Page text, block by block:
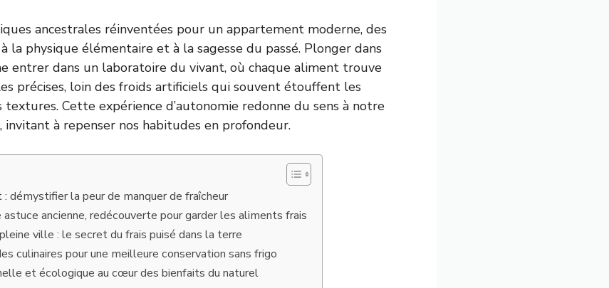
ancestrales réinventées pour un appartement moderne, des
la physique élémentaire et à la sagesse du passé. Plonger dans
entrer dans un laboratoire du vivant, où chaque aliment trouve
précises, loin des froids artificiels qui souvent étouffent les
Cette expérience d’autonomie redonne du sens à notre
à repenser nos habitudes en profondeur.
démystifier la peur de manquer de fraîcheur
ancienne, redécouverte pour garder les aliments frais
ville : le secret du frais puisé dans la terre
culinaires pour une meilleure conservation sans frigo
et écologique au cœur des bienfaits du naturel